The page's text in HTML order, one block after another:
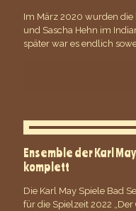
Im März 2020 wurden die
und Sascha Hehn im
später war es endlich
Ensemble der Karl
komplett
Die Karl May Spiele Bad
für die Spielzeit 2022